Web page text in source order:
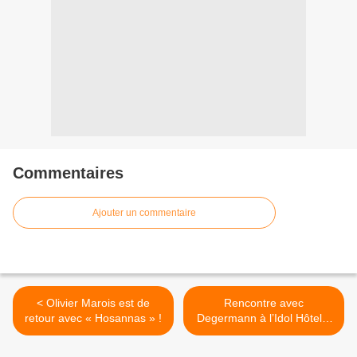
Commentaires
Ajouter un commentaire
< Olivier Marois est de
retour avec « Hosannas » !
Rencontre avec
Degermann à l’Idol Hôtel à
l’occasion de la sortie de